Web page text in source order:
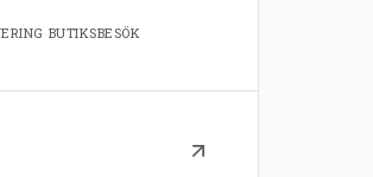
·BUTIKSBESÖK